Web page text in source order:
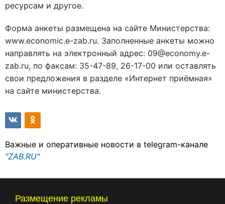
ресурсам и другое.
Форма анкеты размещена на сайте Министерства:
www.economic.e-zab.ru. Заполненные анкеты можно
направлять на электронный адрес: 09@economy.e-
zab.ru, по факсам: 35-47-89, 26-17-00 или оставлять
свои предложения в разделе «Интернет приёмная»
на сайте министерства.
Важные и оперативные новости в telegram-канале
"ZAB.RU"
Размещение рекламы